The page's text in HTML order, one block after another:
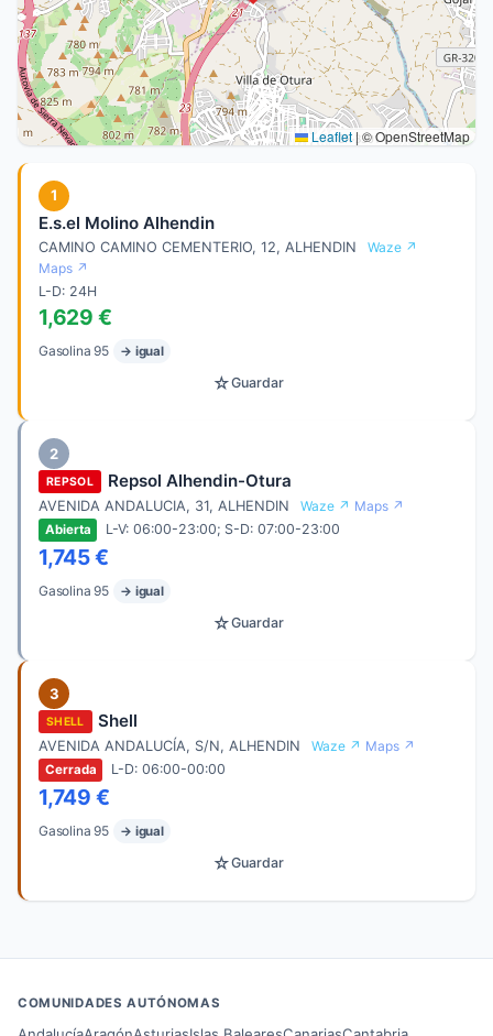
Leaflet |© OpenStreetMap
1
E.s.el Molino Alhendin
CAMINO CAMINO CEMENTERIO, 12, ALHENDIN
Waze ↗
Maps ↗
L-D: 24H
1,629 €
Gasolina 95 → igual
☆Guardar
2
REPSOL Repsol Alhendin-Otura
AVENIDA ANDALUCIA, 31, ALHENDIN Waze ↗ Maps ↗
Abierta L-V: 06:00-23:00; S-D: 07:00-23:00
1,745 €
Gasolina 95 → igual
☆Guardar
3
SHELL Shell
AVENIDA ANDALUCÍA, S/N, ALHENDIN Waze ↗ Maps ↗
Cerrada L-D: 06:00-00:00
1,749 €
Gasolina 95 → igual
☆Guardar
COMUNIDADES AUTÓNOMAS